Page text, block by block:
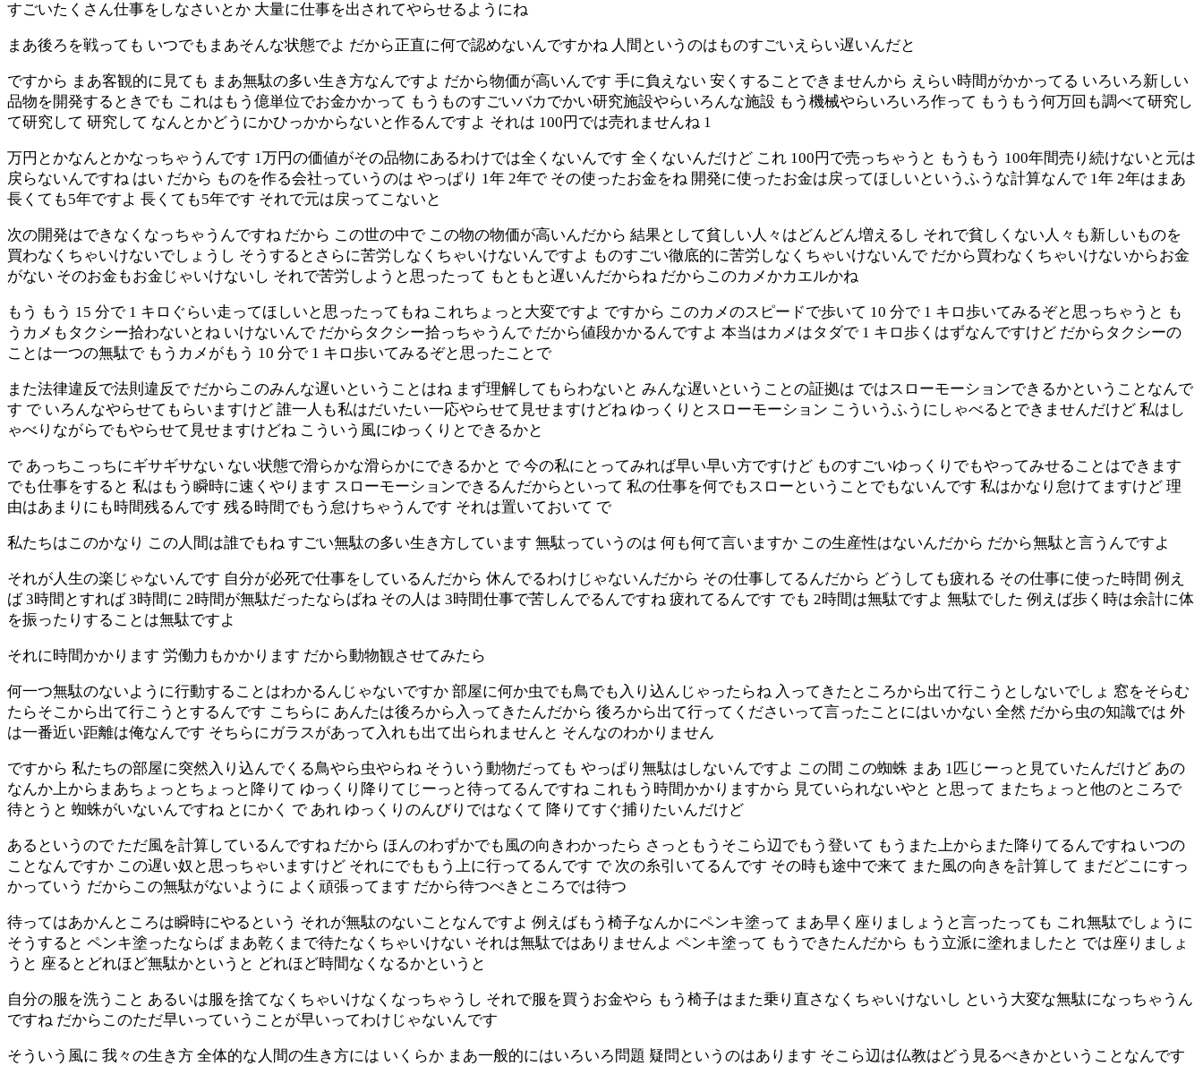
すごいたくさん仕事をしなさいとか 大量に仕事を出されてやらせるようにね
まあ後ろを戦っても いつでもまあそんな状態でよ だから正直に何で認めないんですかね 人間というのはものすごいえらい遅いんだと
ですから まあ客観的に見ても まあ無駄の多い生き方なんですよ だから物価が高いんです 手に負えない 安くすることできませんから えらい時間がかかってる いろいろ新しい
品物を開発するときでも これはもう億単位でお金かかって もうものすごいバカでかい研究施設やらいろんな施設 もう機械やらいろいろ作って もうもう何万回も調べて研究し
て研究して 研究して なんとかどうにかひっかからないと作るんですよ それは 100円では売れませんね 1
万円とかなんとかなっちゃうんです 1万円の価値がその品物にあるわけでは全くないんです 全くないんだけど これ 100円で売っちゃうと もうもう 100年間売り続けないと元は
戻らないんですね はい だから ものを作る会社っていうのは やっぱり 1年 2年で その使ったお金をね 開発に使ったお金は戻ってほしいというふうな計算なんで 1年 2年はまあ
長くても5年ですよ 長くても5年です それで元は戻ってこないと
次の開発はできなくなっちゃうんですね だから この世の中で この物の物価が高いんだから 結果として貧しい人々はどんどん増えるし それで貧しくない人々も新しいものを
買わなくちゃいけないでしょうし そうするとさらに苦労しなくちゃいけないんですよ ものすごい徹底的に苦労しなくちゃいけないんで だから買わなくちゃいけないからお金
がない そのお金もお金じゃいけないし それで苦労しようと思ったって もともと遅いんだからね だからこのカメかカエルかね
もう もう 15 分で 1 キロぐらい走ってほしいと思ったってもね これちょっと大変ですよ ですから このカメのスピードで歩いて 10 分で 1 キロ歩いてみるぞと思っちゃうと も
うカメもタクシー拾わないとね いけないんで だからタクシー拾っちゃうんで だから値段かかるんですよ 本当はカメはタダで 1 キロ歩くはずなんですけど だからタクシーの
ことは一つの無駄で もうカメがもう 10 分で 1 キロ歩いてみるぞと思ったことで
また法律違反で法則違反で だからこのみんな遅いということはね まず理解してもらわないと みんな遅いということの証拠は ではスローモーションできるかということなんで
す で いろんなやらせてもらいますけど 誰一人も私はだいたい一応やらせて見せますけどね ゆっくりとスローモーション こういうふうにしゃべるとできませんだけど 私はし
ゃべりながらでもやらせて見せますけどね こういう風にゆっくりとできるかと
で あっちこっちにギサギサない ない状態で滑らかな滑らかにできるかと で 今の私にとってみれば早い早い方ですけど ものすごいゆっくりでもやってみせることはできます
でも仕事をすると 私はもう瞬時に速くやります スローモーションできるんだからといって 私の仕事を何でもスローということでもないんです 私はかなり怠けてますけど 理
由はあまりにも時間残るんです 残る時間でもう怠けちゃうんです それは置いておいて で
私たちはこのかなり この人間は誰でもね すごい無駄の多い生き方しています 無駄っていうのは 何も何て言いますか この生産性はないんだから だから無駄と言うんですよ
それが人生の楽じゃないんです 自分が必死で仕事をしているんだから 休んでるわけじゃないんだから その仕事してるんだから どうしても疲れる その仕事に使った時間 例え
ば 3時間とすれば 3時間に 2時間が無駄だったならばね その人は 3時間仕事で苦しんでるんですね 疲れてるんです でも 2時間は無駄ですよ 無駄でした 例えば歩く時は余計に体
を振ったりすることは無駄ですよ
それに時間かかります 労働力もかかります だから動物観させてみたら
何一つ無駄のないように行動することはわかるんじゃないですか 部屋に何か虫でも鳥でも入り込んじゃったらね 入ってきたところから出て行こうとしないでしょ 窓をそらむ
たらそこから出て行こうとするんです こちらに あんたは後ろから入ってきたんだから 後ろから出て行ってくださいって言ったことにはいかない 全然 だから虫の知識では 外
は一番近い距離は俺なんです そちらにガラスがあって入れも出て出られませんと そんなのわかりません
ですから 私たちの部屋に突然入り込んでくる鳥やら虫やらね そういう動物だっても やっぱり無駄はしないんですよ この間 この蜘蛛 まあ 1匹じーっと見ていたんだけど あの
なんか上からまあちょっとちょっと降りて ゆっくり降りてじーっと待ってるんですね これもう時間かかりますから 見ていられないやと と思って またちょっと他のところで
待とうと 蜘蛛がいないんですね とにかく で あれ ゆっくりのんびりではなくて 降りてすぐ捕りたいんだけど
あるというので ただ風を計算しているんですね だから ほんのわずかでも風の向きわかったら さっともうそこら辺でもう登いて もうまた上からまた降りてるんですね いつの
ことなんですか この遅い奴と思っちゃいますけど それにでももう上に行ってるんです で 次の糸引いてるんです その時も途中で来て また風の向きを計算して まだどこにすっ
かっていう だからこの無駄がないように よく頑張ってます だから待つべきところでは待つ
待ってはあかんところは瞬時にやるという それが無駄のないことなんですよ 例えばもう椅子なんかにペンキ塗って まあ早く座りましょうと言ったっても これ無駄でしょうに
そうすると ペンキ塗ったならば まあ乾くまで待たなくちゃいけない それは無駄ではありませんよ ペンキ塗って もうできたんだから もう立派に塗れましたと では座りましょ
うと 座るとどれほど無駄かというと どれほど時間なくなるかというと
自分の服を洗うこと あるいは服を捨てなくちゃいけなくなっちゃうし それで服を買うお金やら もう椅子はまた乗り直さなくちゃいけないし という大変な無駄になっちゃうん
ですね だからこのただ早いっていうことが早いってわけじゃないんです
そういう風に 我々の生き方 全体的な人間の生き方には いくらか まあ一般的にはいろいろ問題 疑問というのはあります そこら辺は仏教はどう見るべきかということなんです